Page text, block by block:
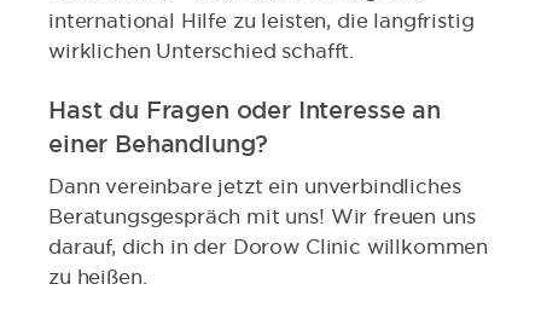
international Hilfe zu leisten, die langfristig
wirklichen Unterschied schafft.
Hast du Fragen oder Interesse an
einer Behandlung?
Dann vereinbare jetzt ein unverbindliches
Beratungsgespräch mit uns! Wir freuen uns
darauf, dich in der Dorow Clinic willkommen
zu heißen.